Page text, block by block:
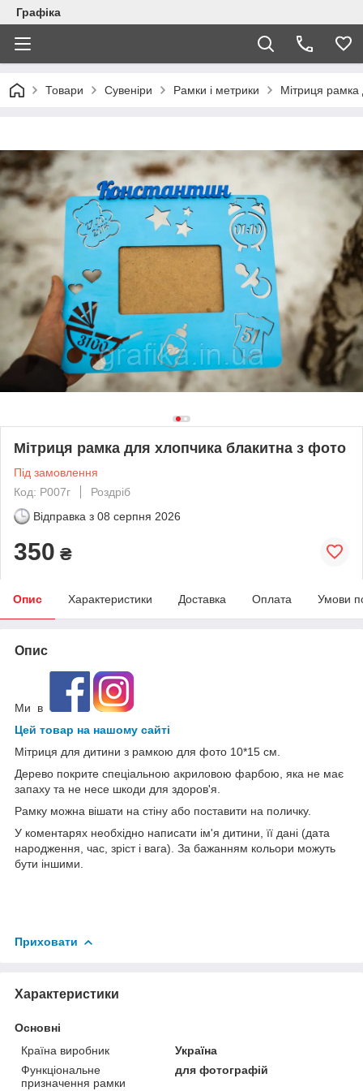
Графіка
Товари Сувеніри Рамки і метрики Мітриця рамка
Мітриця рамка для хлопчика блакитна з фото
Під замовлення
Код: Р007г
Роздріб
Відправка з 08 серпня 2026
350 ₴
Опис Характеристики Доставка Оплата Умови
Опис
Ми в
Цей товар на нашому сайті
Мітриця для дитини з рамкою для фото 10*15 см.
Дерево покрите спеціальною акриловою фарбою, яка не має
запаху та не несе шкоди для здоров'я.
Рамку можна вішати на стіну або поставити на поличку.
У коментарях необхідно написати ім'я дитини, її дані (дата
народження, час, зріст і вага). За бажанням кольори можуть
бути іншими.
Приховати
Характеристики
Основні
Країна виробник
Україна
Функціональне
призначення рамки
для фотографій